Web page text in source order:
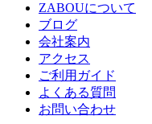
ZABOUについて
ブログ
会社案内
アクセス
ご利用ガイド
よくある質問
お問い合わせ